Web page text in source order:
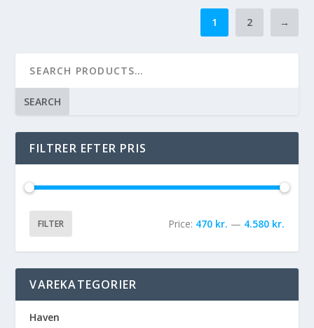
1 2 →
SEARCH
FILTRER EFTER PRIS
FILTER Price: 470 kr. — 4.580 kr.
VAREKATEGORIER
Haven